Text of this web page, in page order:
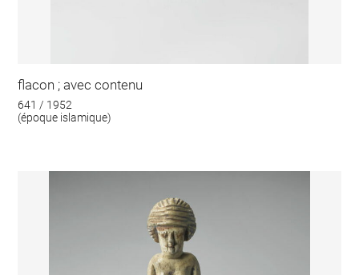
flacon ; avec contenu
641 / 1952
(époque islamique)